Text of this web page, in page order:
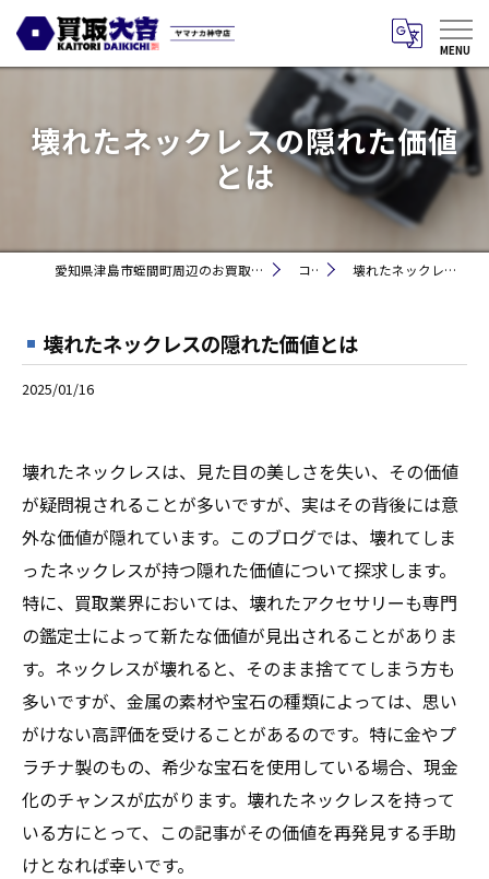
壊れたネックレスの隠れた価値
とは
愛知県津島市蛭間町周辺のお買取りなら買取大吉 ヤマナカ神守店 コラム 壊れたネックレスの隠れた価値とは
壊れたネックレスの隠れた価値とは
2025/01/16
壊れたネックレスは、見た目の美しさを失い、その価値
が疑問視されることが多いですが、実はその背後には意
外な価値が隠れています。このブログでは、壊れてしま
ったネックレスが持つ隠れた価値について探求します。
特に、買取業界においては、壊れたアクセサリーも専門
の鑑定士によって新たな価値が見出されることがありま
す。ネックレスが壊れると、そのまま捨ててしまう方も
多いですが、金属の素材や宝石の種類によっては、思い
がけない高評価を受けることがあるのです。特に金やプ
ラチナ製のもの、希少な宝石を使用している場合、現金
化のチャンスが広がります。壊れたネックレスを持って
いる方にとって、この記事がその価値を再発見する手助
けとなれば幸いです。